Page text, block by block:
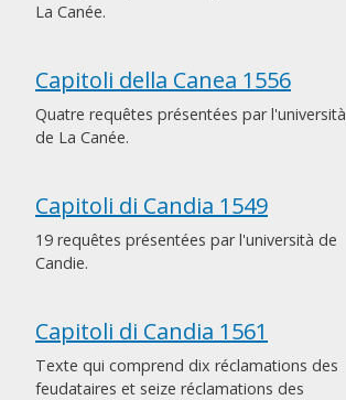
La Canée.
Capitoli della Canea 1556
Quatre requêtes présentées par l'università
de La Canée.
Capitoli di Candia 1549
19 requêtes présentées par l'università de
Candie.
Capitoli di Candia 1561
Texte qui comprend dix réclamations des
feudataires et seize réclamations des